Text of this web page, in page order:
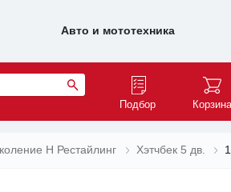
Авто и мототехника
Подбор Корзина
H Рестайлинг Хэтчбек 5 дв.